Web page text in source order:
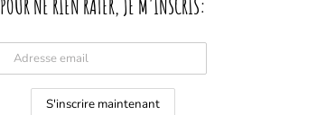
POUR NE RIEN RATER, JE M'INSCRIS: